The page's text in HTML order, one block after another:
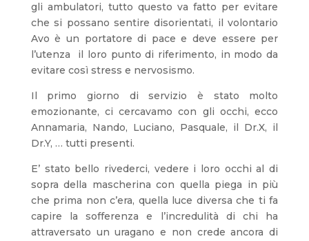
gli ambulatori, tutto questo va fatto per evitare
che si possano sentire disorientati, il volontario
Avo è un portatore di pace e deve essere per
l’utenza il loro punto di riferimento, in modo da
evitare così stress e nervosismo.
Il primo giorno di servizio è stato molto
emozionante, ci cercavamo con gli occhi, ecco
Annamaria, Nando, Luciano, Pasquale, il Dr.X, il
Dr.Y, … tutti presenti.
E’ stato bello rivederci, vedere i loro occhi al di
sopra della mascherina con quella piega in più
che prima non c’era, quella luce diversa che ti fa
capire la sofferenza e l’incredulità di chi ha
attraversato un uragano e non crede ancora di